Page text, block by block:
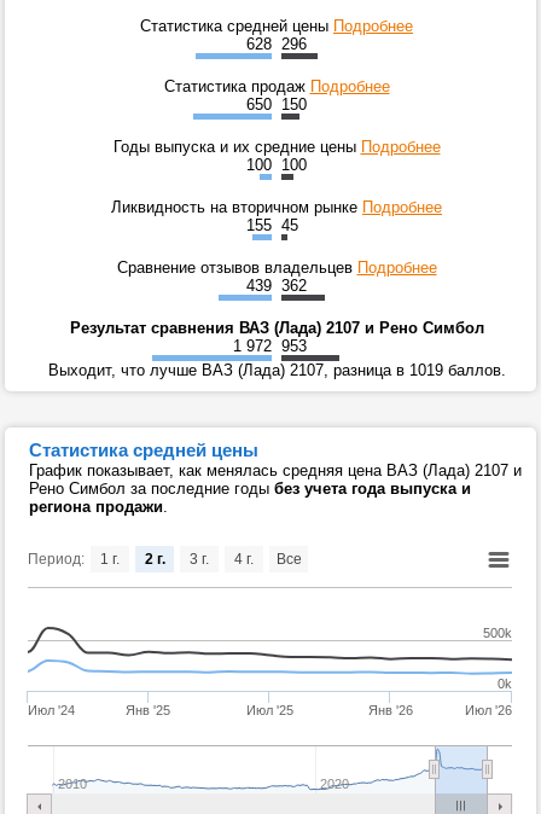
Статистика средней цены Подробнее
628 296
Статистика продаж Подробнее
650 150
Годы выпуска и их средние цены Подробнее
100 100
Ликвидность на вторичном рынке Подробнее
155 45
Сравнение отзывов владельцев Подробнее
439 362
Результат сравнения ВАЗ (Лада) 2107 и Рено Симбол
1 972 953
Выходит, что лучше ВАЗ (Лада) 2107, разница в 1019 баллов.
Статистика средней цены
График показывает, как менялась средняя цена ВАЗ (Лада) 2107 и
Рено Симбол за последние годы без учета года выпуска и
региона продажи
Период:
Июл '24 Янв '25 Июл '25 Янв '26 Июл '26
2010 2020
0k
500k
1 г. 2 г. 3 г. 4 г. Все